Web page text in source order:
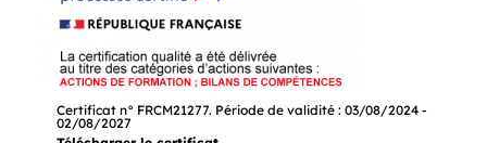
Certificat n° FRCM21277. Période de validité : 03/08/2024 -
02/08/2027